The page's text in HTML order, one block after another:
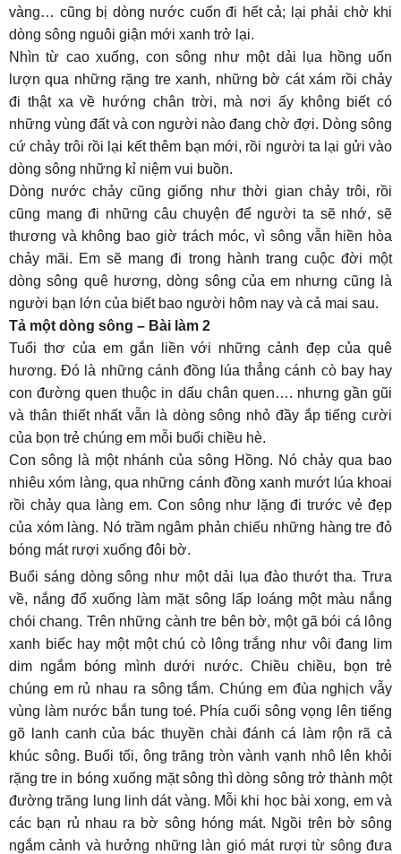
vàng… cũng bị dòng nước cuốn đi hết cả; lại phải chờ khi
dòng sông nguôi giận mới xanh trở lại.
Nhìn từ cao xuống, con sông như một dải lụa hồng uốn
lượn qua những rặng tre xanh, những bờ cát xám rồi chảy
đi thật xa về hướng chân trời, mà nơi ấy không biết có
những vùng đất và con người nào đang chờ đợi. Dòng sông
cứ chảy trôi rồi lại kết thêm bạn mới, rồi người ta lại gửi vào
dòng sông những kỉ niệm vui buồn.
Dòng nước chảy cũng giống như thời gian chảy trôi, rồi
cũng mang đi những câu chuyện để người ta sẽ nhớ, sẽ
thương và không bao giờ trách móc, vì sông vẫn hiền hòa
chảy mãi. Em sẽ mang đi trong hành trang cuộc đời một
dòng sông quê hương, dòng sông của em nhưng cũng là
người bạn lớn của biết bao người hôm nay và cả mai sau.
Tả một dòng sông – Bài làm 2
Tuổi thơ của em gắn liền với những cảnh đẹp của quê
hương. Đó là những cánh đồng lúa thẳng cánh cò bay hay
con đường quen thuộc in dấu chân quen…. nhưng gần gũi
và thân thiết nhất vẫn là dòng sông nhỏ đầy ắp tiếng cười
của bọn trẻ chúng em mỗi buổi chiều hè.
Con sông là một nhánh của sông Hồng. Nó chảy qua bao
nhiêu xóm làng, qua những cánh đồng xanh mướt lúa khoai
rồi chảy qua làng em. Con sông như lặng đi trước vẻ đẹp
của xóm làng. Nó trầm ngâm phản chiếu những hàng tre đỏ
bóng mát rượi xuống đôi bờ.
Buổi sáng dòng sông như một dải lụa đào thướt tha. Trưa
về, nắng đổ xuống làm mặt sông lấp loáng một màu nắng
chói chang. Trên những cành tre bên bờ, một gã bói cá lông
xanh biếc hay một một chú cò lông trắng như vôi đang lim
dim ngắm bóng mình dưới nước. Chiều chiều, bọn trẻ
chúng em rủ nhau ra sông tắm. Chúng em đùa nghịch vẫy
vùng làm nước bắn tung toé. Phía cuối sông vọng lên tiếng
gõ lanh canh của bác thuyền chài đánh cá làm rộn rã cả
khúc sông. Buổi tối, ông trăng tròn vành vạnh nhô lên khỏi
rặng tre in bóng xuống mặt sông thì dòng sông trở thành một
đường trăng lung linh dát vàng. Mỗi khi học bài xong, em và
các bạn rủ nhau ra bờ sông hóng mát. Ngồi trên bờ sông
ngắm cảnh và hưởng những làn gió mát rượi từ sông đưa